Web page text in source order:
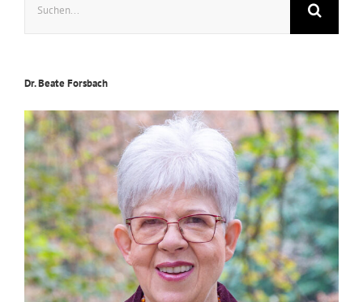
nach:
Dr. Beate Forsbach